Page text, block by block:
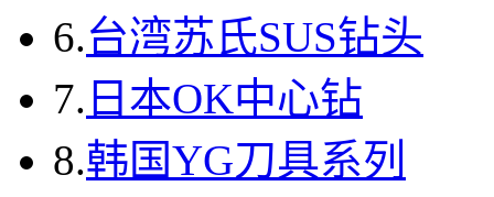
6.台湾苏氏SUS钻头
7. 日本OK中心钻
8.韩国YG刀具系列